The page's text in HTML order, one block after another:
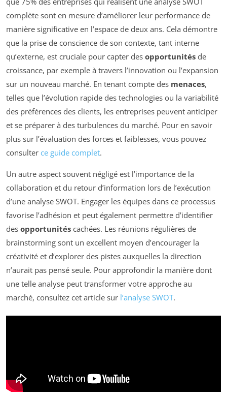
complète sont en mesure d’améliorer leur performance de
manière significative en l’espace de deux ans. Cela démontre
que la prise de conscience de son contexte, tant interne
qu’externe, est cruciale pour capter des opportunités de
croissance, par exemple à travers l’innovation ou l’expansion
sur un nouveau marché. En tenant compte des menaces,
telles que l’évolution rapide des technologies ou la variabilité
des préférences des clients, les entreprises peuvent anticiper
et se préparer à des turbulences du marché. Pour en savoir
plus sur l’évaluation des forces et faiblesses, vous pouvez
consulter ce guide complet.
Un autre aspect souvent négligé est l’importance de la
collaboration et du retour d’information lors de l’exécution
d’une analyse SWOT. Engager les équipes dans ce processus
favorise l’adhésion et peut également permettre d’identifier
des opportunités cachées. Les réunions régulières de
brainstorming sont un excellent moyen d’encourager la
créativité et d’explorer des pistes auxquelles la direction
n’aurait pas pensé seule. Pour approfondir la manière dont
une telle analyse peut transformer votre approche au
marché, consultez cet article sur l’analyse SWOT.